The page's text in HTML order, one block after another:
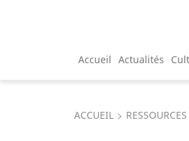
Accueil Actualités
ACCUEIL